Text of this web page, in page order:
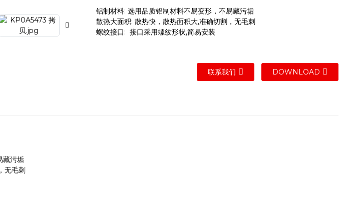
铝制材料: 选用品质铝制材料不易变形，不易藏污垢
散热大面积: 散热快，散热面积大,准确切割，无毛刺
螺纹接口: 接口采用螺纹形状,简易安装
联系我们 DOWNLOAD
藏污垢
无毛刺